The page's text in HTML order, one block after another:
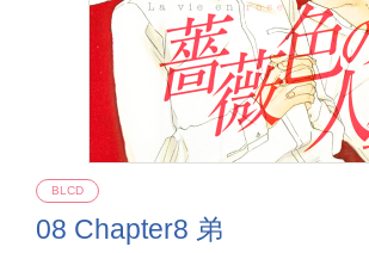
08 Chapter8 弟
BLCD